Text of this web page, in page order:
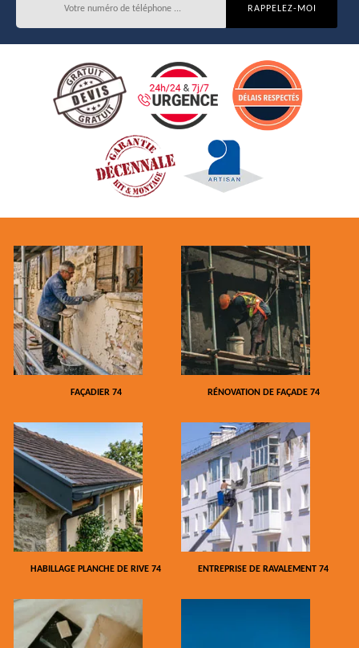
FAÇADIER 74 RÉNOVATION DE FAÇADE 74
HABILLAGE PLANCHE DE RIVE 74 ENTREPRISE DE RAVALEMENT 74